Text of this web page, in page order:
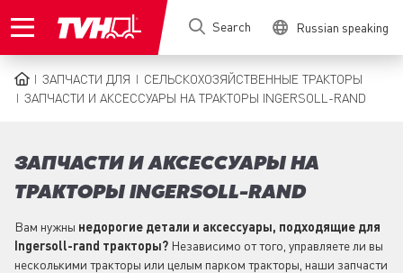
to
Search Russian speaking
BREADCRUMB
ЗАПЧАСТИ ДЛЯ
СЕЛЬСКОХОЗЯЙСТВЕННЫЕ ТРАКТОРЫ
ЗАПЧАСТИ И АКСЕССУАРЫ НА ТРАКТОРЫ INGERSOLL-RAND
ЗАПЧАСТИ И АКСЕССУАРЫ НА
ТРАКТОРЫ INGERSOLL-RAND
Вам нужны недорогие детали и аксессуары, подходящие для
Ingersoll-rand тракторы? Независимо от того, управляете ли вы
несколькими тракторы или целым парком тракторы, наши запчасти